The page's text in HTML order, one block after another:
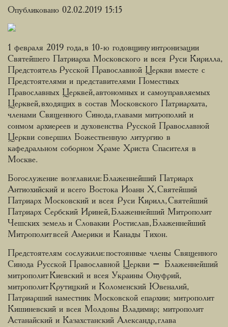
Опубликовано 02.02.2019 15:15
1 февраля 2019 года, в 10-ю годовщину интронизации
Святейшего Патриарха Московского и всея Руси Кирилла,
Предстоятель Русской Православной Церкви вместе с
Предстоятелями и представителями Поместных
Православных Церквей, автономных и самоуправляемых
Церквей, входящих в состав Московского Патриархата,
членами Священного Синода, главами митрополий и
сонмом архиереев и духовенства Русской Православной
Церкви совершил Божественную литургию в
кафедральном соборном Храме Христа Спасителя в
Москве.
Богослужение возглавили: Блаженнейший Патриарх
Антиохийский и всего Востока Иоанн X, Святейший
Патриарх Московский и всея Руси Кирилл, Святейший
Патриарх Сербский Ириней, Блаженнейший Митрополит
Чешских земель и Словакии Ростислав, Блаженнейший
Митрополит всей Америки и Канады Тихон.
Предстоятелям сослужили: постоянные члены Священного
Синода Русской Православной Церкви – Блаженнейший
митрополит Киевский и всея Украины Онуфрий,
митрополит Крутицкий и Коломенский Ювеналий,
Патриарший наместник Московской епархии; митрополит
Кишиневский и всея Молдовы Владимир; митрополит
Астанайский и Казахстанский Александр, глава